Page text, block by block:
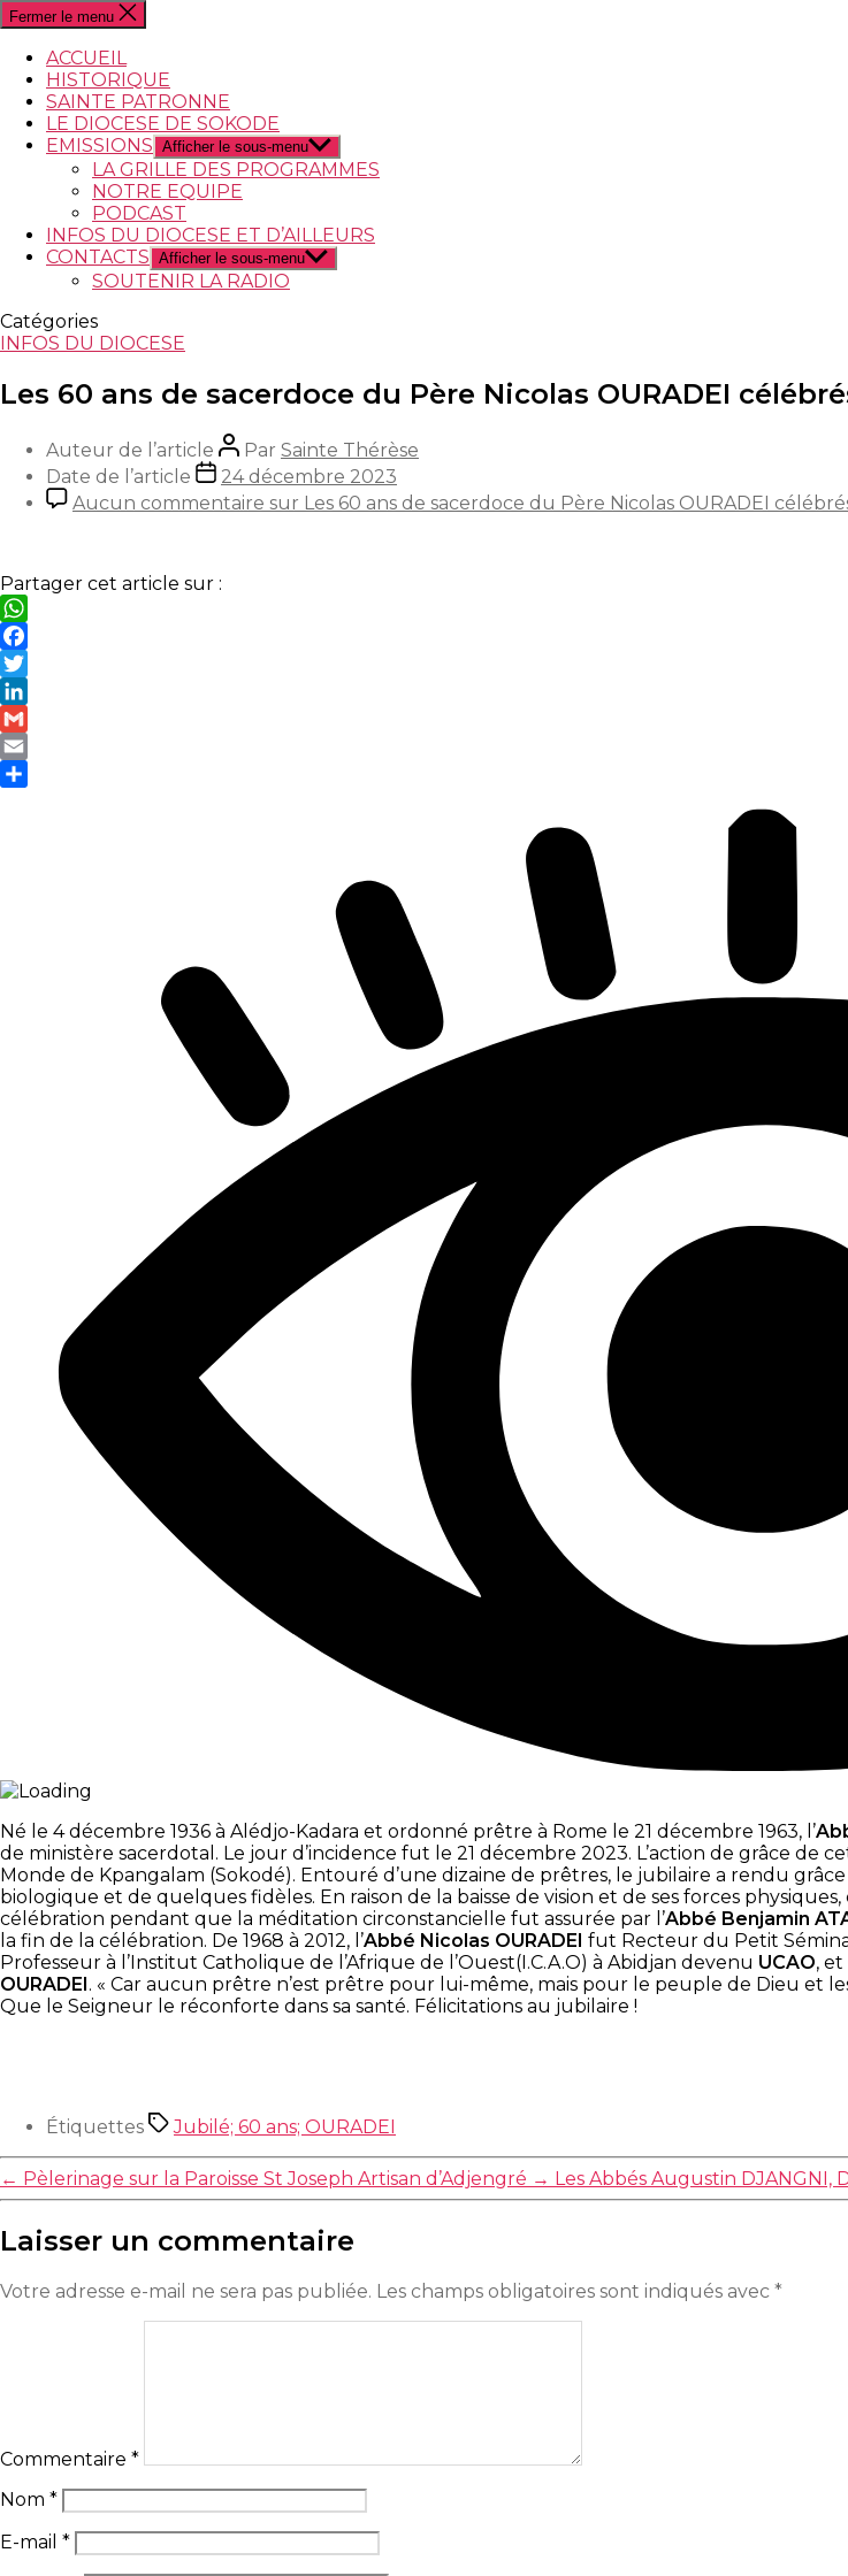
Fermer le menu
ACCUEIL
HISTORIQUE
SAINTE PATRONNE
LE DIOCESE DE SOKODE
EMISSIONS Afficher le sous-menu
LA GRILLE DES PROGRAMMES
NOTRE EQUIPE
PODCAST
INFOS DU DIOCESE ET D’AILLEURS
CONTACTS Afficher le sous-menu
SOUTENIR LA RADIO
Catégories
INFOS DU DIOCESE
Les 60 ans de sacerdoce du Père Nicolas OURADEI
Auteur de l’article Par Sainte Thérèse
Date de l’article
24 décembre 2023
Aucun commentaire sur Les 60 ans de sacerdoce du Père Nicolas OURADEI
Partager cet article sur :
WhatsApp
Facebook
Twitter
LinkedIn
Gmail
Email
Né le 4 décembre 1936 à Alédjo-Kadara et ordonné prêtre à Rome le 21 décembre 1963, l’
de ministère sacerdotal. Le jour d’incidence fut le 21 décembre 2023. L’action de grâce de
Monde de Kpangalam (Sokodé). Entouré d’une dizaine de prêtres, le jubilaire a rendu
biologique et de quelques fidèles. En raison de la baisse de vision et de ses forces physiques,
célébration pendant que la méditation circonstancielle fut assurée par l’Abbé Benjamin
la fin de la célébration. De 1968 à 2012, l’Abbé Nicolas OURADEI fut Recteur du Petit
Professeur à l’Institut Catholique de l’Afrique de l’Ouest(I.C.A.O) à Abidjan devenu UCAO,
OURADEI . « Car aucun prêtre n’est prêtre pour lui-même, mais pour le peuple de Dieu et
Que le Seigneur le réconforte dans sa santé. Félicitations au jubilaire !
Étiquettes Jubilé; 60 ans; OURADEI
← Pèlerinage sur la Paroisse St Joseph Artisan d’Adjengré → Les Abbés Augustin
Laisser un commentaire
Votre adresse e-mail ne sera pas publiée. Les champs obligatoires sont indiqués avec *
Commentaire *
Nom *
E-mail *